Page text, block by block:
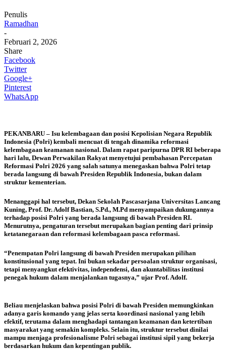
Penulis
Ramadhan
-
Februari 2, 2026
Share
Facebook
Twitter
Google+
Pinterest
WhatsApp
PEKANBARU – Isu kelembagaan dan posisi Kepolisian Negara Republik
Indonesia (Polri) kembali mencuat di tengah dinamika reformasi
kelembagaan keamanan nasional. Dalam rapat paripurna DPR RI beberapa
hari lalu, Dewan Perwakilan Rakyat menyetujui pembahasan Percepatan
Reformasi Polri 2026 yang salah satunya menegaskan bahwa Polri tetap
berada langsung di bawah Presiden Republik Indonesia, bukan dalam
struktur kementerian.
Menanggapi hal tersebut, Dekan Sekolah Pascasarjana Universitas Lancang
Kuning, Prof. Dr. Adolf Bastian, S.Pd., M.Pd menyampaikan dukungannya
terhadap posisi Polri yang berada langsung di bawah Presiden RI.
Menurutnya, pengaturan tersebut merupakan bagian penting dari prinsip
ketatanegaraan dan reformasi kelembagaan pasca reformasi.
“Penempatan Polri langsung di bawah Presiden merupakan pilihan
konstitusional yang tepat. Ini bukan sekadar persoalan struktur organisasi,
tetapi menyangkut efektivitas, independensi, dan akuntabilitas institusi
penegak hukum dalam menjalankan tugasnya,” ujar Prof. Adolf.
Beliau menjelaskan bahwa posisi Polri di bawah Presiden memungkinkan
adanya garis komando yang jelas serta koordinasi nasional yang lebih
efektif, terutama dalam menghadapi tantangan keamanan dan ketertiban
masyarakat yang semakin kompleks. Selain itu, struktur tersebut dinilai
mampu menjaga profesionalisme Polri sebagai institusi sipil yang bekerja
berdasarkan hukum dan kepentingan publik.